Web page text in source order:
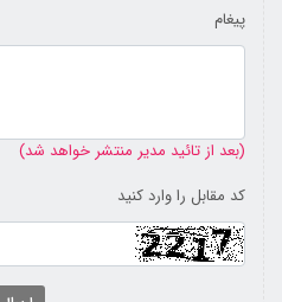
پیغام
(بعد از تائید مدیر منتشر خواهد شد)
کد مقابل را وارد کنید